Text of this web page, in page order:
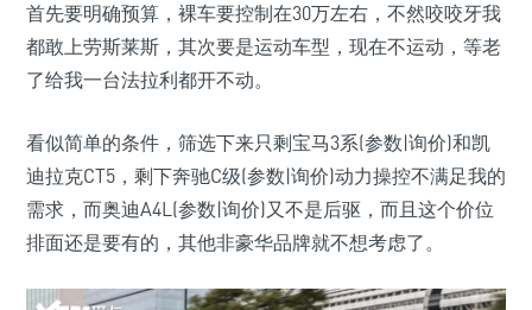
首先要明确预算，裸车要控制在30万左右，不然咬咬牙我
都敢上劳斯莱斯，其次要是运动车型，现在不运动，等老
了给我一台法拉利都开不动。
看似简单的条件，筛选下来只剩宝马3系(参数|询价)和凯
迪拉克CT5，剩下奔驰C级(参数|询价)动力操控不满足我的
需求，而奥迪A4L(参数|询价)又不是后驱，而且这个价位
排面还是要有的，其他非豪华品牌就不想考虑了。